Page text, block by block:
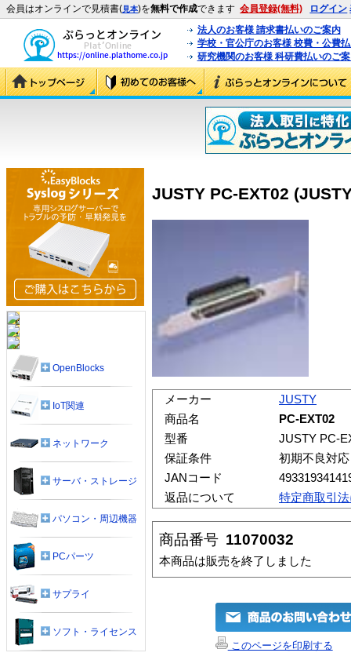
会員はオンラインで見積書(見本)を無料で作成できます 会員登録(無料) ログイン
法人のお客様 請求書払いのご案内
学校・官公庁のお客様 校費・公費
研究機関のお客様 科研費払いのご
JUSTY PC-EXT02
メーカー
JUSTY
商品名
PC-EXT02
型番
JUSTY PC-
保証条件
初期不良対
JANコード
返品について
特定商取引
商品番号 11070032
本商品は販売を終了しました
このページを印刷する
OpenBlocks
IoT関連
ネットワーク
サーバ・ストレージ
パソコン・周辺機器
PCパーツ
サプライ
ソフト・ライセンス